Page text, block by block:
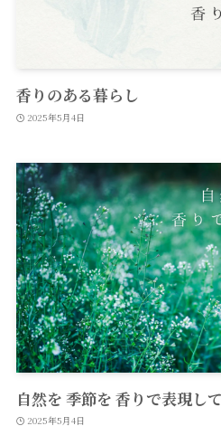
香りのある暮らし
2025年5月4日
自然を 季節を 香りで表現し
2025年5月4日